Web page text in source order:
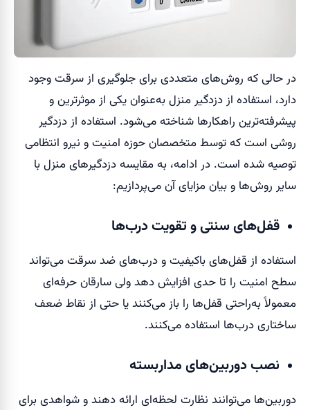
در حالی که روش‌های متعددی برای جلوگیری از سرقت وجود
دارد، استفاده از دزدگیر منزل به‌عنوان یکی از موثرترین و
پیشرفته‌ترین راهکارها شناخته می‌شود. استفاده از دزدگیر
روشی است که توسط متخصصان حوزه امنیت و نیرو انتظامی
توصیه شده است. در ادامه، به مقایسه دزدگیرهای منزل با
سایر روش‌ها و بیان مزایای آن می‌پردازیم:
قفل‌های سنتی و تقویت درب‌ها
استفاده از قفل‌های باکیفیت و درب‌های ضد سرقت می‌تواند
سطح امنیت را تا حدی افزایش دهد ولی سارقان حرفه‌ای
معمولاً به‌راحتی قفل‌ها را باز می‌کنند یا حتی از نقاط ضعف
ساختاری درب‌‌ها استفاده می‌کنند.
نصب دوربین‌های مداربسته
دوربین‌ها می‌توانند نظارت لحظه‌ای ارائه دهند و شواهدی برای